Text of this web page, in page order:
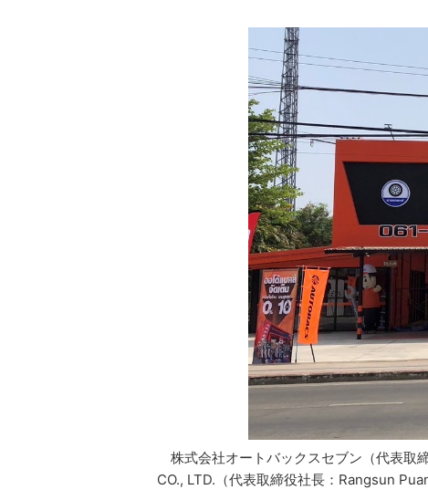
株式会社オートバックスセブン（代表取
CO., LTD.（代表取締役社長：Rangsun